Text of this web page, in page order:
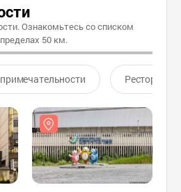
Ознакомьтесь со списком
50 км.
Ресторан